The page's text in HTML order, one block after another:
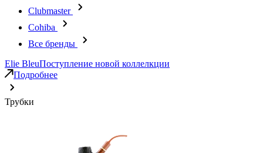
Clubmaster
Cohiba
Все бренды
Elie BleuПоступление новой коллелкции
Подробнее
Трубки